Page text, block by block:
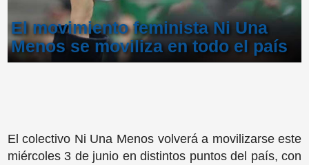
El movimiento feminista Ni Una
Menos se moviliza en todo el país
El colectivo Ni Una Menos volverá a movilizarse este
miércoles 3 de junio en distintos puntos del país, con